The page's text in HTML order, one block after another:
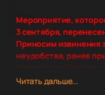
Мероприятие,
3 сентября,
Приносим извинения
неудобства, ранее
остаются
Концерт «Interplay и
Читать дальше...